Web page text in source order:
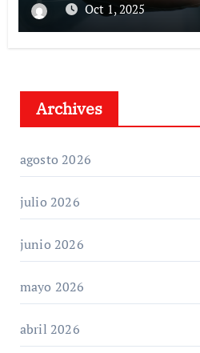
Oct 1, 2025
Archives
agosto 2026
julio 2026
junio 2026
mayo 2026
abril 2026